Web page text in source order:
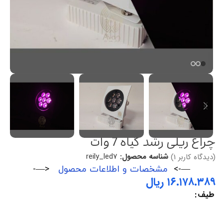
چراغ ریلی رشد گیاه 7 وات
(دیدگاه کاربر 1
) شناسه محصول: reily_led7
—-> مشخصات و اطلاعات محصول <—-
ریال
طیف